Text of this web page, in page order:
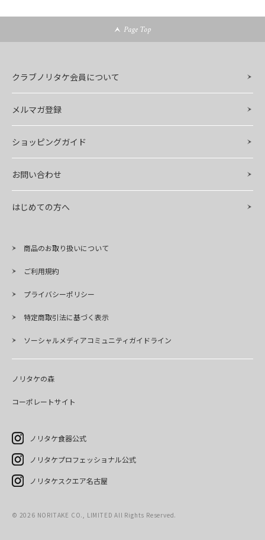
Page Top
クラブノリタケ会員について
メルマガ登録
ショッピングガイド
お問い合わせ
はじめての方へ
商品のお取り扱いについて
ご利用規約
プライバシーポリシー
特定商取引法に基づく表示
ソーシャルメディアコミュニティガイドライン
ノリタケの森
コーポレートサイト
ノリタケ食器公式
ノリタケプロフェッショナル公式
ノリタケスクエア名古屋
© 2026 NORITAKE CO., LIMITED All Rights Reserved.